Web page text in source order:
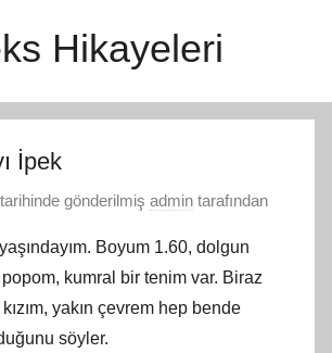
Hikayeleri
İpek
tarihinde gönderilmiş admin tarafından
Boyum 1.60, dolgun
kumral bir tenim var. Biraz
yakın çevrem hep bende
söyler.